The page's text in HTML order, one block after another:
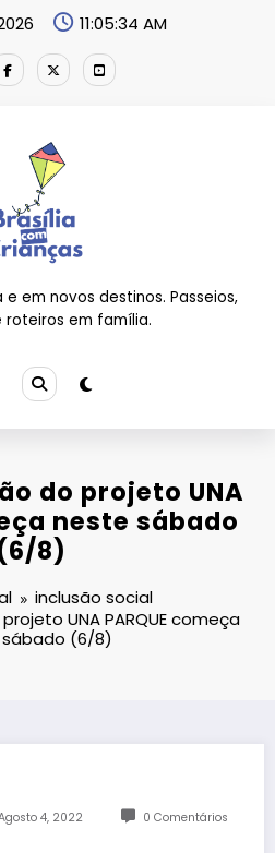
11:05:35 AM
e em novos destinos. Passeios,
roteiros em família.
do projeto UNA
neste sábado
8)
inclusão social
UNA PARQUE começa
(6/8)
4, 2022 0 Comentários